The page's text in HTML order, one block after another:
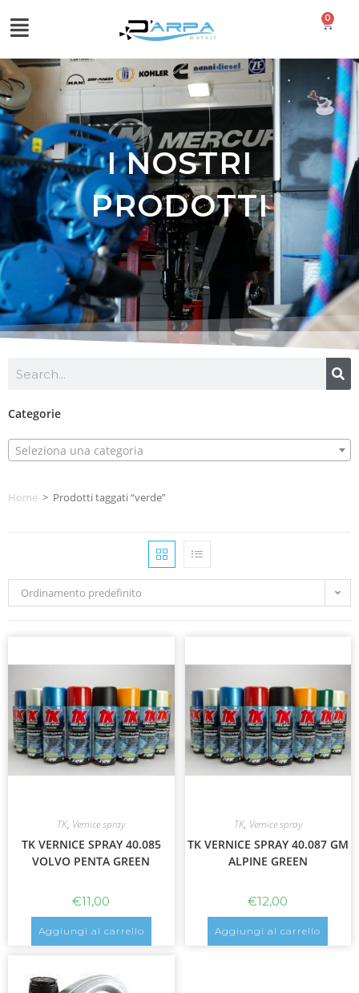
0
I NOSTRI
PRODOTTI
Categorie
Seleziona una categoria
Home > Prodotti taggati “verde”
Ordinamento predefinito
TK, Vernice spray
TK VERNICE SPRAY 40.085
VOLVO PENTA GREEN
€11,00
Aggiungi al carrello
TK, Vernice spray
TK VERNICE SPRAY 40.087 GM
ALPINE GREEN
€12,00
Aggiungi al carrello